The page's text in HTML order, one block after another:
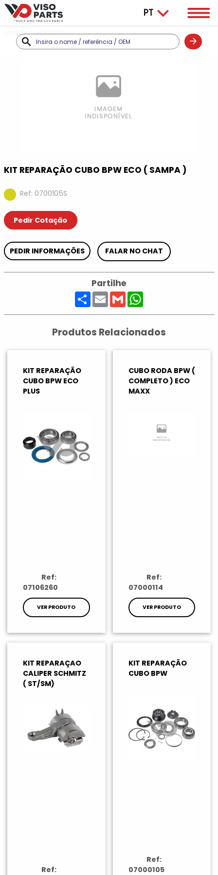
PRODUTOS BPW
KIT REPARAÇÃO CUBO BPW ECO ( SAMPA )
Ref: 0700105S
Pedir Cotação
PEDIR INFORMAÇÕES FALAR NO CHAT
Partilhe
ShareEmailGmail
Produtos Relacionados
KIT REPARAÇÃO
CUBO BPW ECO
PLUS
Ref:
07106260
VER PRODUTO
CUBO RODA BPW (
COMPLETO ) ECO
MAXX
Ref:
07000114
VER PRODUTO
KIT REPARAÇAO
CALIPER SCHMITZ
( ST/SM)
Ref:
KIT REPARAÇÃO
CUBO BPW
Ref:
07000105